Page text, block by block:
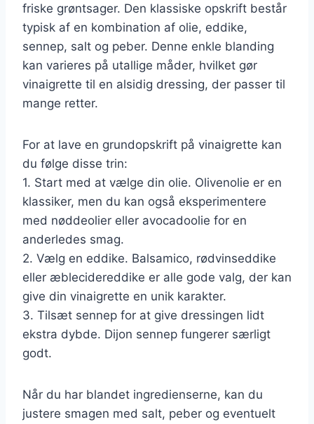
friske grøntsager. Den klassiske opskrift består
typisk af en kombination af olie, eddike,
sennep, salt og peber. Denne enkle blanding
kan varieres på utallige måder, hvilket gør
vinaigrette til en alsidig dressing, der passer til
mange retter.
For at lave en grundopskrift på vinaigrette kan
du følge disse trin:
1. Start med at vælge din olie. Olivenolie er en
klassiker, men du kan også eksperimentere
med nøddeolier eller avocadoolie for en
anderledes smag.
2. Vælg en eddike. Balsamico, rødvinseddike
eller æblecidereddike er alle gode valg, der kan
give din vinaigrette en unik karakter.
3. Tilsæt sennep for at give dressingen lidt
ekstra dybde. Dijon sennep fungerer særligt
godt.
Når du har blandet ingredienserne, kan du
justere smagen med salt, peber og eventuelt